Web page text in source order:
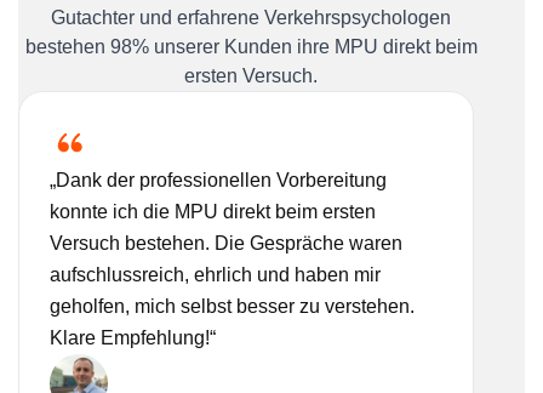
Gutachter und erfahrene Verkehrspsychologen
bestehen 98% unserer Kunden ihre MPU direkt beim
ersten Versuch.
„Dank der professionellen Vorbereitung
konnte ich die MPU direkt beim ersten
Versuch bestehen. Die Gespräche waren
aufschlussreich, ehrlich und haben mir
geholfen, mich selbst besser zu verstehen.
Klare Empfehlung!“